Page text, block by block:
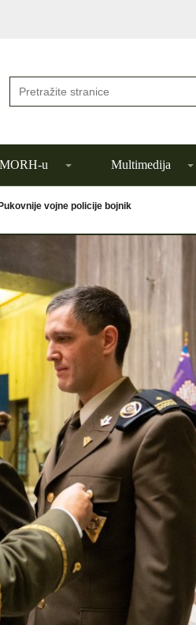
u Multimedija
vojne policije bojnik